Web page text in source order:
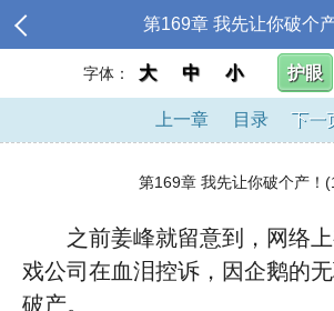
第169章 我先让你破个产
字体： 大 中 小 护眼
上一章 目录 下一
第169章 我先让你破个产！
之前姜峰就留意到，网络
戏公司在血泪控诉，因企鹅的
破产。